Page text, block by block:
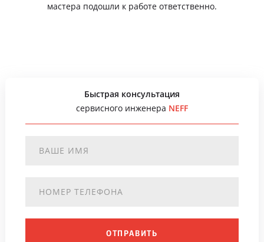
мастера подошли к работе ответственно.
Быстрая консультация
сервисного инженера NEFF
ОТПРАВИТЬ